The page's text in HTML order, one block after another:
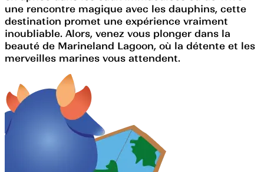
une rencontre magique avec les dauphins, cette
destination promet une expérience vraiment
inoubliable. Alors, venez vous plonger dans la
beauté de Marineland Lagoon, où la détente et les
merveilles marines vous attendent.